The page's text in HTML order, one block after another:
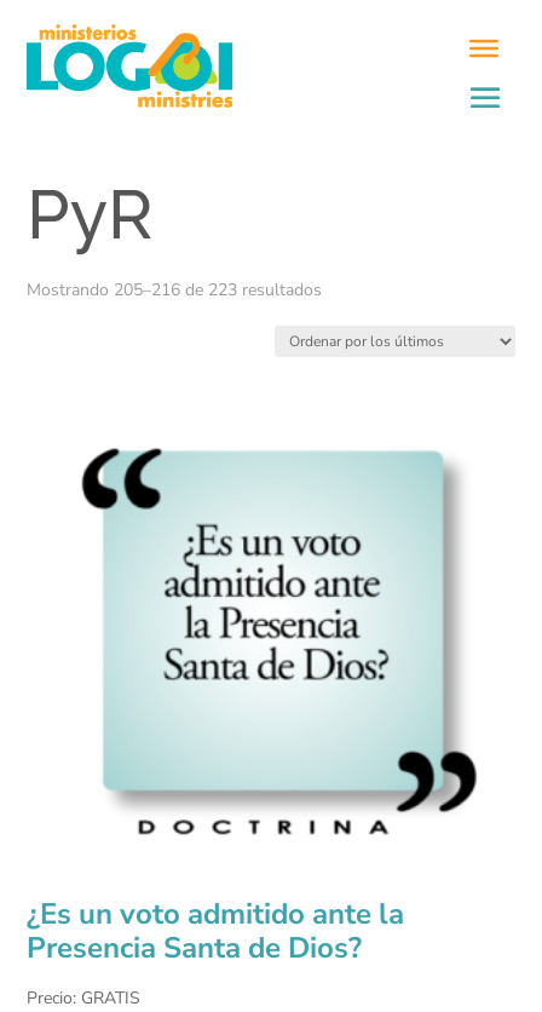
PyR
Mostrando 205–216 de 223 resultados
¿Es un voto admitido ante la
Presencia Santa de Dios?
Precio: GRATIS